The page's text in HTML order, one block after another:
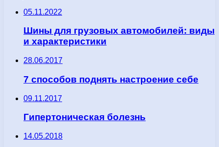
05.11.2022
Шины для грузовых автомобилей: виды
и характеристики
28.06.2017
7 способов поднять настроение себе
09.11.2017
Гипертоническая болезнь
14.05.2018